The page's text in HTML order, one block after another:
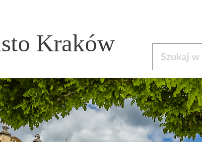
Kraków